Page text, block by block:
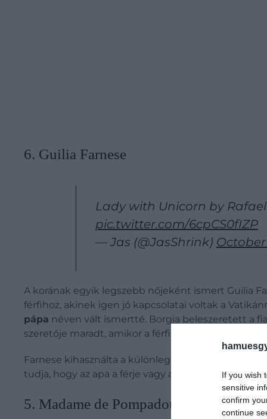
If you wish
sensitive
confirm
continue
6. Guilia Farnese
Lady with Unicorn by
pic.twitter.com/6cpCS0fIZP
— Jas (@JasShrink) October
A korának egyik legszebb nőjeként ismert Guilia
férfihoz, akinek igen jó kapcsolatai voltak a
pápa néven vált ismertté. Borgia beleszeretett a
szeretője maradt, amikor a férfi felvette a pápai
Farnese kihasználta a különleges helyzetét
tudja, hogy az apa a férje vagy a pápa volt. Ennek
5. Madame de Pompadour